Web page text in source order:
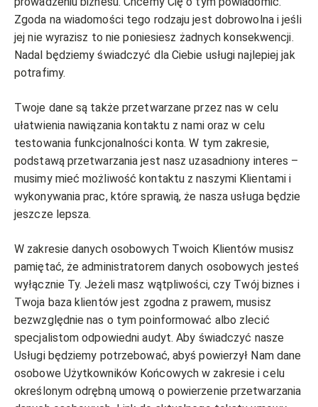
Zgoda na wiadomości tego rodzaju jest dobrowolna i jeśli
jej nie wyrazisz to nie poniesiesz żadnych konsekwencji.
Nadal będziemy świadczyć dla Ciebie usługi najlepiej jak
potrafimy.
Twoje dane są także przetwarzane przez nas w celu
ułatwienia nawiązania kontaktu z nami oraz w celu
testowania funkcjonalności konta. W tym zakresie,
podstawą przetwarzania jest nasz uzasadniony interes –
musimy mieć możliwość kontaktu z naszymi Klientami i
wykonywania prac, które sprawią, że nasza usługa będzie
jeszcze lepsza.
W zakresie danych osobowych Twoich Klientów musisz
pamiętać, że administratorem danych osobowych jesteś
wyłącznie Ty. Jeżeli masz wątpliwości, czy Twój biznes i
Twoja baza klientów jest zgodna z prawem, musisz
bezwzględnie nas o tym poinformować albo zlecić
specjalistom odpowiedni audyt. Aby świadczyć nasze
Usługi będziemy potrzebować, abyś powierzył Nam dane
osobowe Użytkowników Końcowych w zakresie i celu
określonym odrębną umową o powierzenie przetwarzania